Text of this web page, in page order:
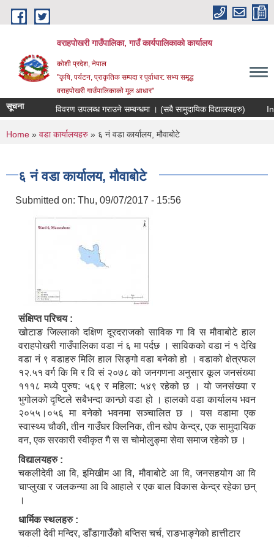
Skip to main content
वराहपोखरी गाउँपालिका, गाउँ कार्यपालिकाको कार्यालय
कोशी प्रदेश, नेपाल
"कृषि, पर्यटन, प्राकृतिक सम्पदा र पूर्वाधार: सभ्य समृद्ध
वराहपोखरी गाउँपालिकाको मूल आधार"
सूचना विवरण उपलब्ध गराउने सम्बन्धमा । (सबै सामुदायिक विद्यालयहरु)
You are here
Home » वडा कार्यालयहरु » ६ नं वडा कार्यालय, मौवाबोटे
६ नं वडा कार्यालय, मौवाबोटे
Submitted on: Thu, 09/07/2017 - 15:56
संक्षिप्त परिचय :
खोटाङ जिल्लाको दक्षिण दूरदराजको साविक गा वि स मौवाबोटे हाल
वराहपोखरी गाउँपालिका वडा नं ६ मा पर्दछ । साविकको वडा नं १ देखि
वडा नं ९ वडाहरु मिलि हाल सिङ्गो वडा बनेको हो । वडाको क्षेत्रफल
१२.५१ वर्ग कि मि र वि सं २०७८ को जनगणना अनुसार कूल जनसंख्या
१११८ मध्ये पुरुष: ५६९ र महिला: ५४९ रहेको छ । यो जनसंख्या र
भुगोलको दृष्टिले सबैभन्दा कान्छो वडा हो । हालको वडा कार्यालय भवन
२०५५।०५६ मा बनेको भवनमा सञ्चालित छ । यस वडामा एक
स्वास्थ्य चौकी, तीन गाउँघर क्लिनिक, तीन खोप केन्द्र, एक सामुदायिक
वन, एक सरकारी स्वीकृत गै स स चोमोलुङ्मा सेवा समाज रहेको छ ।
विद्यालयहरु :
चकलीदेवी आ वि, इमिखीम आ वि, मौवाबोटे आ वि, जनसहयोग आ वि
चाप्लुखा र जलकन्या आ वि आहाले र एक बाल विकास केन्द्र रहेका छन्
।
धार्मिक स्थलहरु :
चकली देवी मन्दिर, डाँडागाउँको बप्तिस चर्च, राङभाङ्गेको हात्तीटार